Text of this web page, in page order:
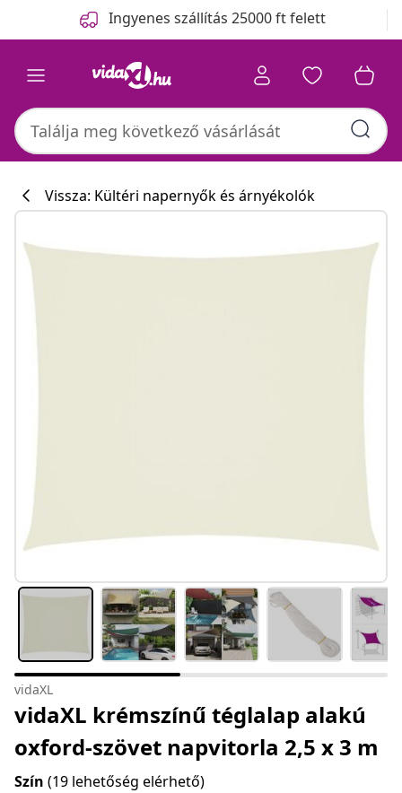
Ingyenes szállítás 25000 ft felett
Vissza: Kültéri napernyők és árnyékolók
vidaXL
vidaXL krémszínű téglalap alakú
oxford-szövet napvitorla 2,5 x 3 m
Szín (19 lehetőség elérhető)